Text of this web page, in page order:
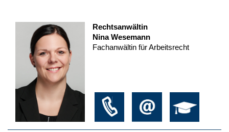
Rechtsanwältin
Nina Wesemann
Fachanwältin für Arbeitsrecht